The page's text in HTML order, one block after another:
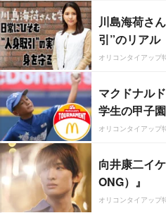
川島海荷さ
引”のリアル
オリコンタイアップ
マクドナル
学生の甲子園
オリコンタイアップ
向井康二イ
ONG）』
オリコンタイアップ